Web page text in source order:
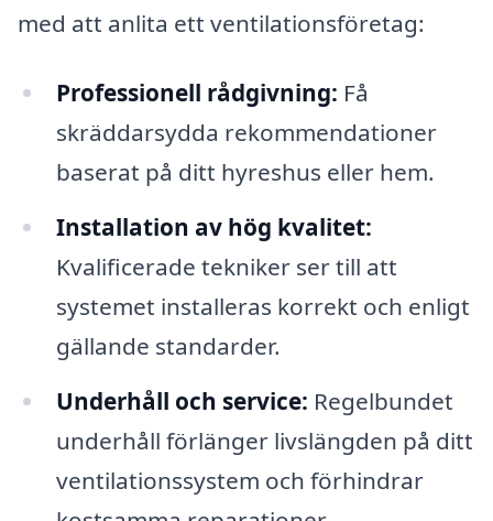
med att anlita ett ventilationsföretag:
Professionell rådgivning: Få
skräddarsydda rekommendationer
baserat på ditt hyreshus eller hem.
Installation av hög kvalitet:
Kvalificerade tekniker ser till att
systemet installeras korrekt och enligt
gällande standarder.
Underhåll och service: Regelbundet
underhåll förlänger livslängden på ditt
ventilationssystem och förhindrar